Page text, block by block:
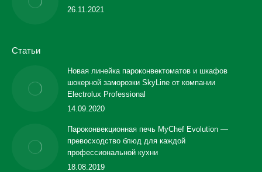
26.11.2021
Статьи
Новая линейка пароконвектоматов и шкафов
шокерной заморозки SkyLine от компании
Electrolux Professional
14.09.2020
Пароконвекционная печь MyChef Evolution —
превосходство блюд для каждой
профессиональной кухни
18.08.2019